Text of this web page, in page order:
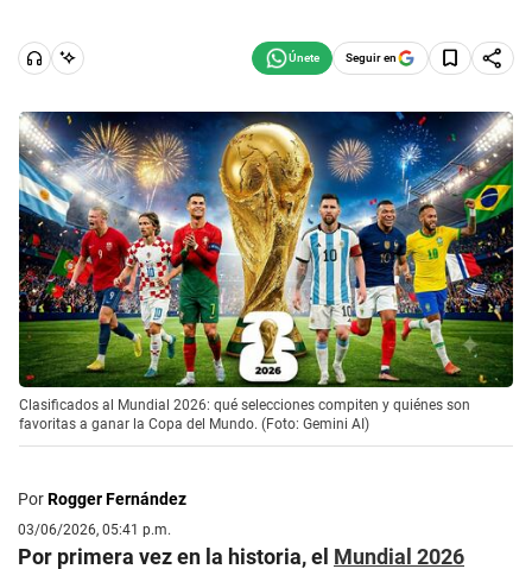
Seguir en
Clasificados al Mundial 2026: qué selecciones compiten y quiénes son
favoritas a ganar la Copa del Mundo. (Foto: Gemini AI)
PorRogger Fernández
03/06/2026, 05:41 p.m.
Por primera vez en la historia, el Mundial 2026